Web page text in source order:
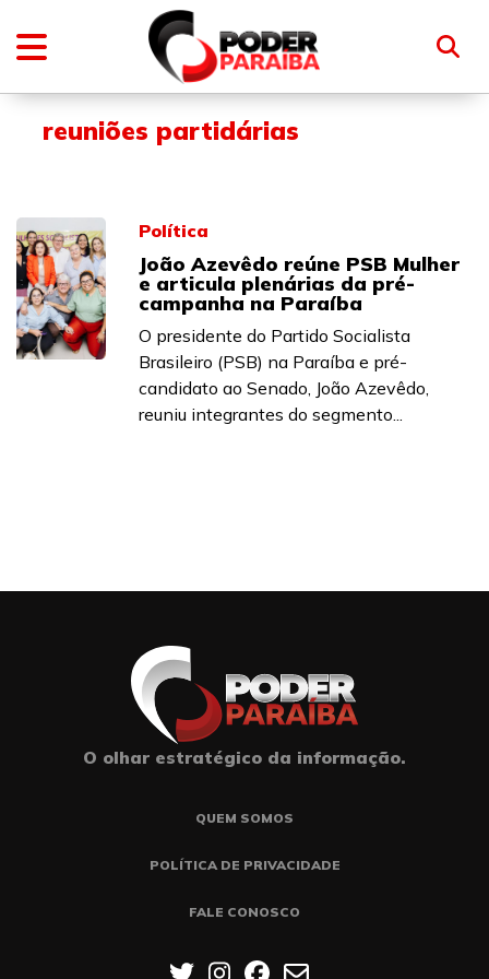
reuniões partidárias
Política
João Azevêdo reúne PSB Mulher
e articula plenárias da pré-
campanha na Paraíba
O presidente do Partido Socialista
Brasileiro (PSB) na Paraíba e pré-
candidato ao Senado, João Azevêdo,
reuniu integrantes do segmento...
O olhar estratégico da informação.
QUEM SOMOS
POLÍTICA DE PRIVACIDADE
FALE CONOSCO